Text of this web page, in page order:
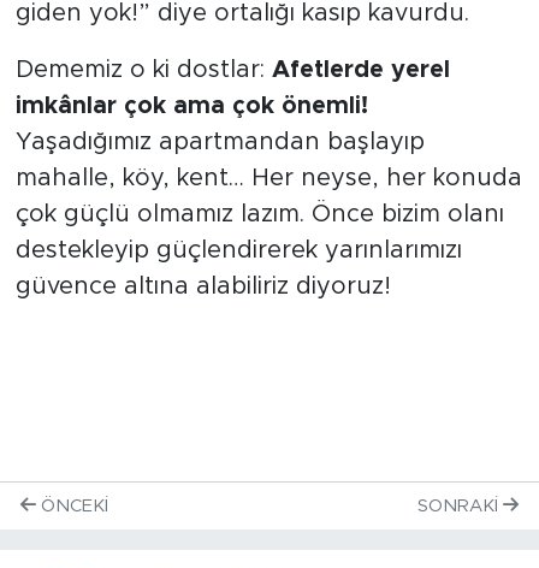
giden yok!” diye ortalığı kasıp kavurdu.
Dememiz o ki dostlar: Afetlerde yerel
imkânlar çok ama çok önemli!
Yaşadığımız apartmandan başlayıp
mahalle, köy, kent… Her neyse, her konuda
çok güçlü olmamız lazım. Önce bizim olanı
destekleyip güçlendirerek yarınlarımızı
güvence altına alabiliriz diyoruz!
ÖNCEKI SONRAKI